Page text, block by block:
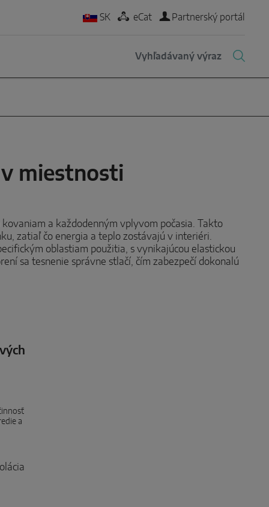
SK eCat Partnerský portál
miestnosti
kovaniam a každodenným vplyvom počasia. Takto
zatiaľ čo energia a teplo zostávajú v interiéri.
oblastiam použitia, s vynikajúcou elastickou
sa tesnenie správne stlačí, čím zabezpečí dokonalú
a